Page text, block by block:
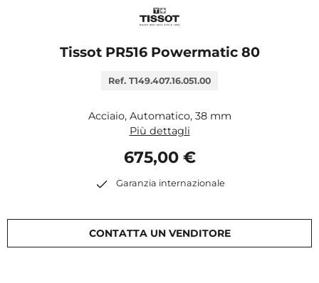
Tissot PR516 Powermatic 80
Ref. T149.407.16.051.00
Acciaio, Automatico, 38 mm
Più dettagli
675,00 €
Garanzia internazionale
CONTATTA UN VENDITORE